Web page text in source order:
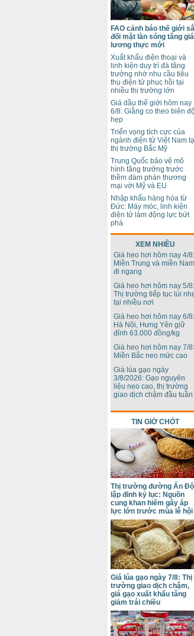
FAO cảnh báo thế giới
đối mặt làn sóng tăng giá
lương thực mới
Xuất khẩu điện thoại và
linh kiện duy trì đà tăng
trưởng nhờ nhu cầu tiêu
thụ điện tử phục hồi tại
nhiều thị trường lớn
Giá dầu thế giới hôm nay
6/8: Giằng co theo biên
hẹp
Triển vọng tích cực của
ngành điện tử Việt Nam
thị trường Bắc Mỹ
Trung Quốc bảo vệ mô
hình tăng trưởng trước
thềm đàm phán thương
mại với Mỹ và EU
Nhập khẩu hàng hóa từ
Đức: Máy móc, linh kiện
điện tử làm động lực bứt
phá
XEM NHIỀU
Giá heo hơi hôm nay 4/8:
Miền Trung và miền Nam
đi ngang
Giá heo hơi hôm nay 5/8:
Thị trường tiếp tục lùi
tại nhiều nơi
Giá heo hơi hôm nay 6/8:
Hà Nội, Hưng Yên giữ
đỉnh 63.000 đồng/kg
Giá heo hơi hôm nay 7/8:
Miền Bắc neo mức cao
Giá lúa gạo ngày
3/8/2026: Gạo nguyên
liệu neo cao, thị trường
giao dịch chậm đầu tuần
TIN GIỜ CHÓT
Thị trường đường Ấn Độ
lập đỉnh kỷ lục: Nguồn
cung khan hiếm gây áp
lực lớn trước mùa lễ hội
Giá lúa gạo ngày 7/8: Thị
trường giao dịch chậm,
giá gạo xuất khẩu tăng
giảm trái chiều